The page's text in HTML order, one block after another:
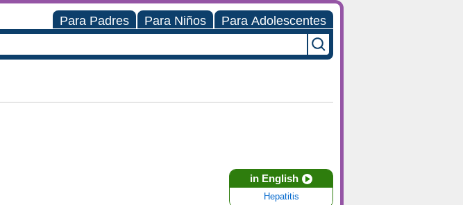
Para Padres Para Niños Para Adolescentes
in English
Hepatitis